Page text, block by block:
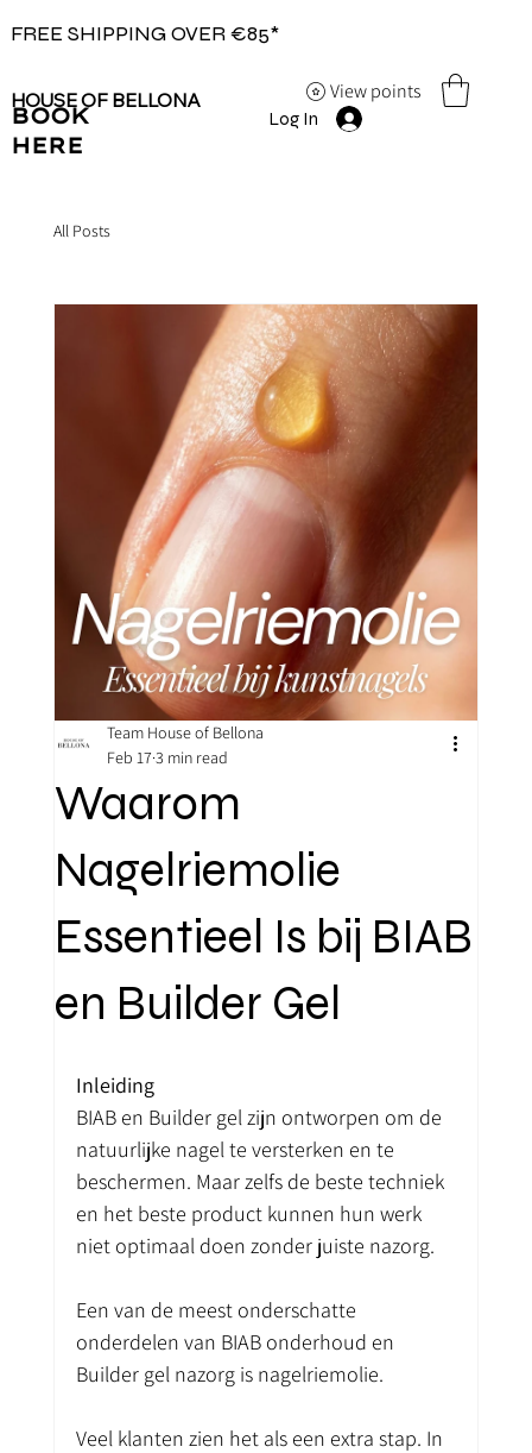
FREE SHIPPING OVER €85*
View points
HOUSE OF BELLONA
BOOK
HERE
Log In
All Posts
Waarom
Nagelriemolie
Essentieel Is bij BIAB
en Builder Gel
Team House of Bellona
Feb 17 3 min read
Inleiding
BIAB en Builder gel zijn ontworpen om de
natuurlijke nagel te versterken en te
beschermen. Maar zelfs de beste techniek
en het beste product kunnen hun werk
niet optimaal doen zonder juiste nazorg.
Een van de meest onderschatte
onderdelen van BIAB onderhoud en
Builder gel nazorg is nagelriemolie.
Veel klanten zien het als een extra stap. In